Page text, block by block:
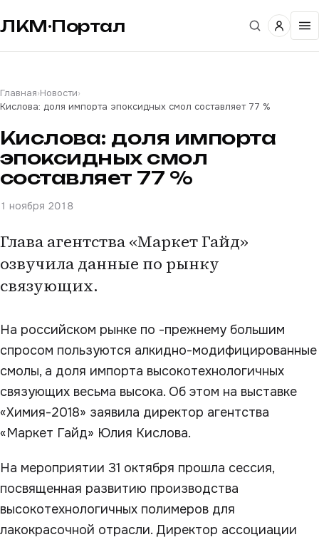
ЛКМ·Портал
Главная›Новости›
Кислова: доля импорта эпоксидных смол составляет 77 %
Кислова: доля импорта
эпоксидных смол
составляет 77 %
1 ноября 2018
Глава агентства «Маркет Гайд»
озвучила данные по рынку
связующих.
На российском рынке по -прежнему большим
спросом пользуются алкидно-модифицированные
смолы, а доля импорта высокотехнологичных
связующих весьма высока. Об этом на выставке
«Химия-2018» заявила директор агентства
«Маркет Гайд» Юлия Кислова.
На мероприятии 31 октября прошла сессия,
посвященная развитию производства
высокотехнологичных полимеров для
лакокрасочной отрасли. Директор ассоциации